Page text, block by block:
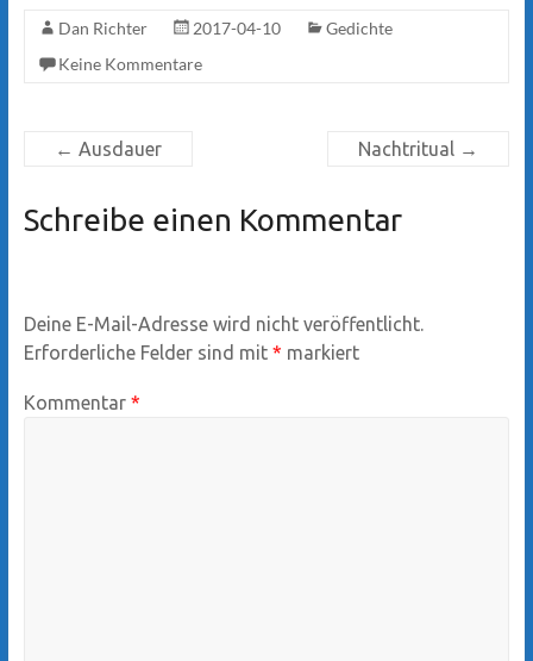
Dan Richter 2017-04-10
Gedichte
Keine Kommentare
← Ausdauer Nachtritual →
Schreibe einen Kommentar
Deine E-Mail-Adresse wird nicht veröffentlicht.
Erforderliche Felder sind mit * markiert
Kommentar *